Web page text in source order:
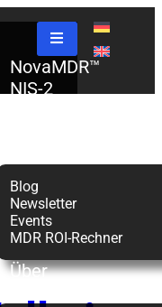
NovaMDR™
NIS-2
Blog
Newsletter
Events
MDR ROI-Rechner
Über